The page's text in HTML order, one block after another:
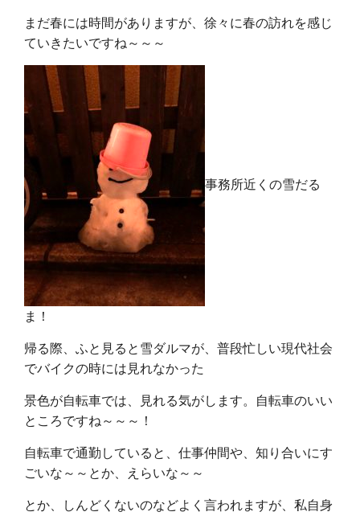
まだ春には時間がありますが、徐々に春の訪れを感じ
ていきたいですね～～～
事務所近くの雪だる
ま！
帰る際、ふと見ると雪ダルマが、普段忙しい現代社会
でバイクの時には見れなかった
景色が自転車では、見れる気がします。自転車のいい
ところですね～～～！
自転車で通勤していると、仕事仲間や、知り合いにす
ごいな～～とか、えらいな～～
とか、しんどくないのなどよく言われますが、私自身